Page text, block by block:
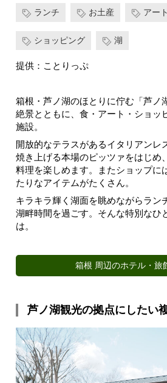
ランチ お土産 アート
ショッピング 湖
提供：ことりっぷ
箱根・芦ノ湖のほとりに佇む「芦ノ
絶景とともに、食・アート・ショッ
施設。
開放的なテラスがあるイタリアンレ
焼き上げる本場のピッツァをはじめ
料理を楽しめます。またショップに
たりなアイテムがたくさん。
キラキラ輝く湖面を眺めながらラン
湖畔時間を過ごす。そんな特別なひ
は。
箱根 周辺のホテル・旅
芦ノ湖観光の拠点にしたい